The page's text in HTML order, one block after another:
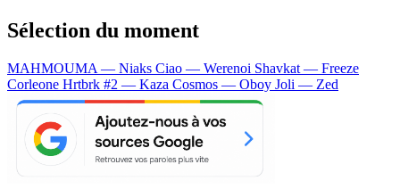
Sélection du moment
MAHMOUMA — Niaks Ciao — Werenoi Shavkat — Freeze
Corleone Hrtbrk #2 — Kaza Cosmos — Oboy Joli — Zed